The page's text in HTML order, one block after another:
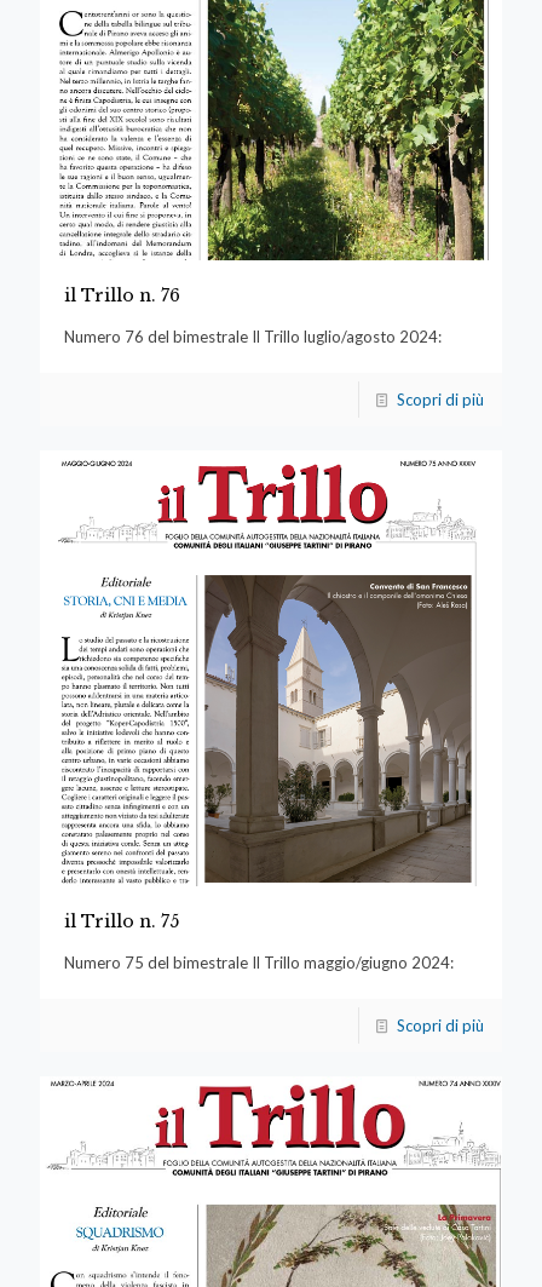
il Trillo n. 76
Numero 76 del bimestrale Il Trillo luglio/agosto 2024:
Scopri di più
il Trillo n. 75
Numero 75 del bimestrale Il Trillo maggio/giugno 2024:
Scopri di più